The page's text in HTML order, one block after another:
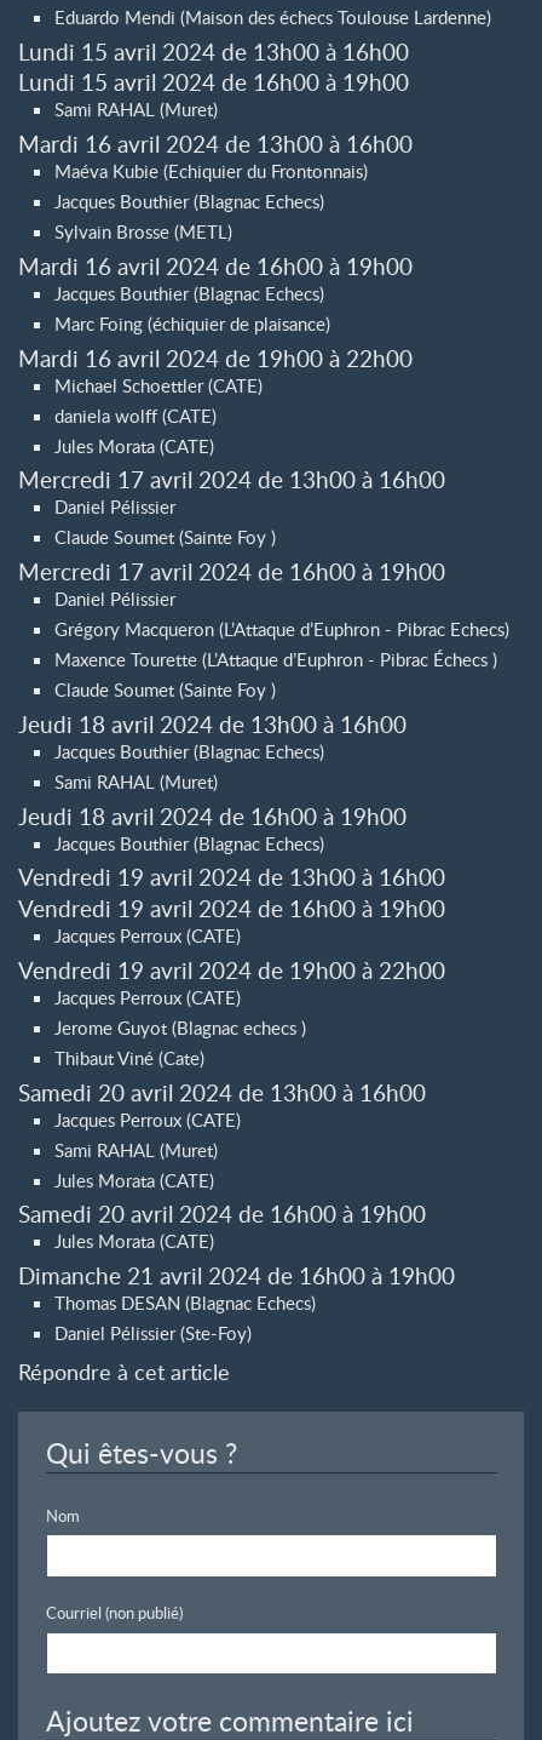
Eduardo Mendi (Maison des échecs Toulouse Lardenne)
Lundi 15 avril 2024 de 13h00 à 16h00
Lundi 15 avril 2024 de 16h00 à 19h00
Sami RAHAL (Muret)
Mardi 16 avril 2024 de 13h00 à 16h00
Maéva Kubie (Echiquier du Frontonnais)
Jacques Bouthier (Blagnac Echecs)
Sylvain Brosse (METL)
Mardi 16 avril 2024 de 16h00 à 19h00
Jacques Bouthier (Blagnac Echecs)
Marc Foing (échiquier de plaisance)
Mardi 16 avril 2024 de 19h00 à 22h00
Michael Schoettler (CATE)
daniela wolff (CATE)
Jules Morata (CATE)
Mercredi 17 avril 2024 de 13h00 à 16h00
Daniel Pélissier
Claude Soumet (Sainte Foy )
Mercredi 17 avril 2024 de 16h00 à 19h00
Daniel Pélissier
Grégory Macqueron (L’Attaque d’Euphron - Pibrac Echecs)
Maxence Tourette (L’Attaque d’Euphron - Pibrac Échecs )
Claude Soumet (Sainte Foy )
Jeudi 18 avril 2024 de 13h00 à 16h00
Jacques Bouthier (Blagnac Echecs)
Sami RAHAL (Muret)
Jeudi 18 avril 2024 de 16h00 à 19h00
Jacques Bouthier (Blagnac Echecs)
Vendredi 19 avril 2024 de 13h00 à 16h00
Vendredi 19 avril 2024 de 16h00 à 19h00
Jacques Perroux (CATE)
Vendredi 19 avril 2024 de 19h00 à 22h00
Jacques Perroux (CATE)
Jerome Guyot (Blagnac echecs )
Thibaut Viné (Cate)
Samedi 20 avril 2024 de 13h00 à 16h00
Jacques Perroux (CATE)
Sami RAHAL (Muret)
Jules Morata (CATE)
Samedi 20 avril 2024 de 16h00 à 19h00
Jules Morata (CATE)
Dimanche 21 avril 2024 de 16h00 à 19h00
Thomas DESAN (Blagnac Echecs)
Daniel Pélissier (Ste-Foy)
Répondre à cet article
Qui êtes-vous ?
Nom
Courriel (non publié)
Ajoutez votre commentaire ici